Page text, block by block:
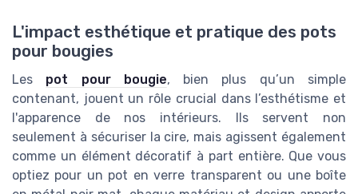
L'impact esthétique et pratique des pots
pour bougies
Les pot pour bougie, bien plus qu’un simple
contenant, jouent un rôle crucial dans l’esthétisme et
l'apparence de nos intérieurs. Ils servent non
seulement à sécuriser la cire, mais agissent également
comme un élément décoratif à part entière. Que vous
optiez pour un pot en verre transparent ou une boîte